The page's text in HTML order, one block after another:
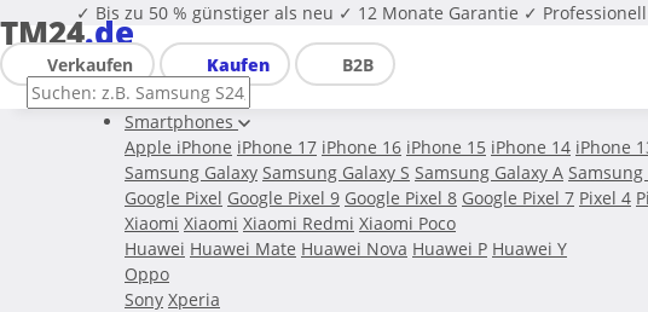
✓ Bis zu 50 % günstiger als neu ✓ 12 Monate Garantie ✓
TM24.de
Verkaufen Kaufen B2B
Smartphones
Apple iPhone iPhone 17 iPhone 16 iPhone 15 iPhone 14 iPhone
Samsung Galaxy Samsung Galaxy S Samsung Galaxy A Samsung
Google Pixel Google Pixel 9 Google Pixel 8 Google Pixel 7 Pixel 4
Xiaomi Xiaomi Xiaomi Redmi Xiaomi Poco
Huawei Huawei Mate Huawei Nova Huawei P Huawei Y
Oppo
Sony Xperia